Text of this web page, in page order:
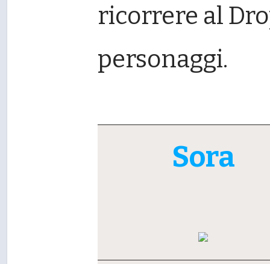
ricorrere al
personaggi.
Sora